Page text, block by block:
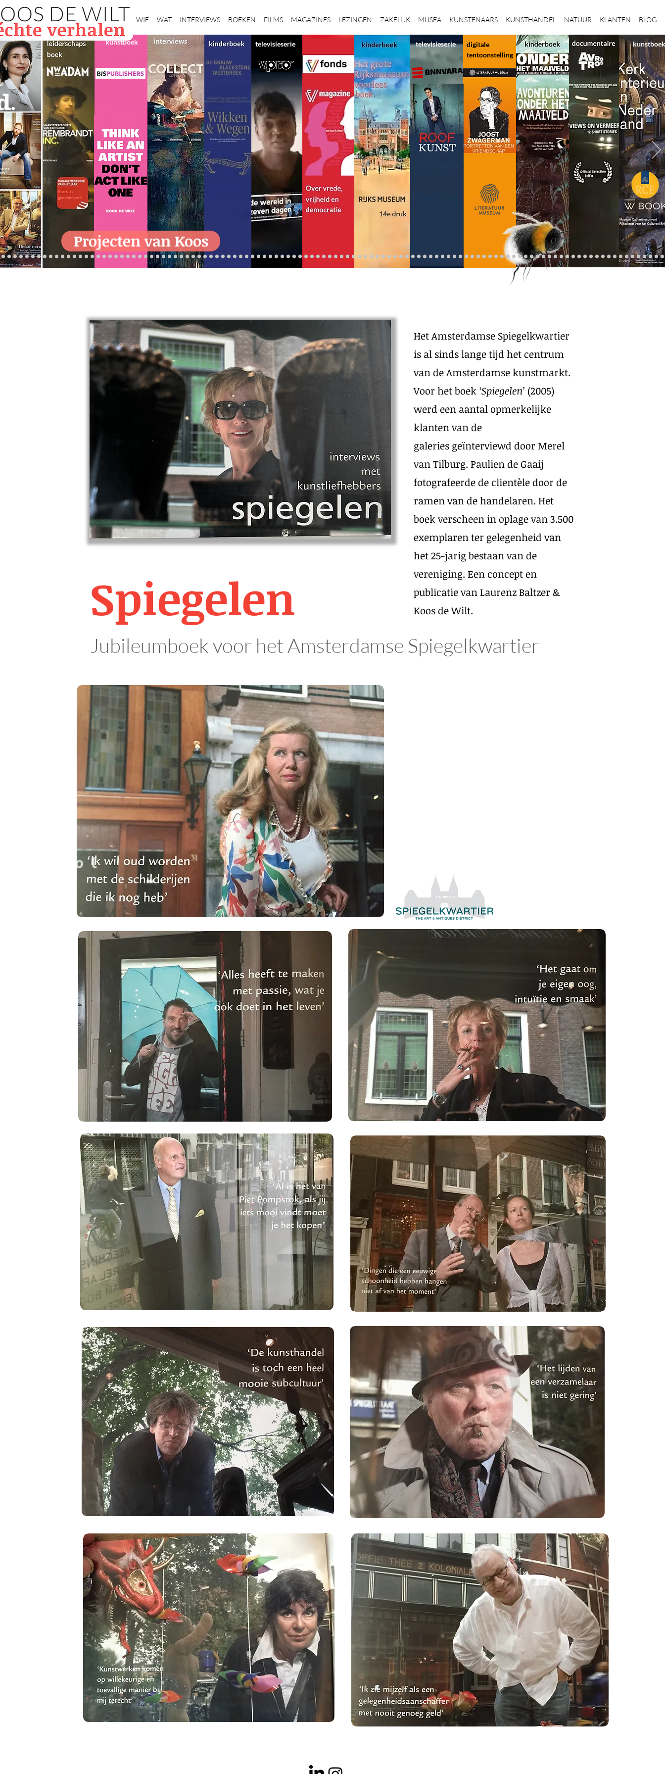
Home WIE WAT INTERVIEWS BOEKEN FILMS MAGAZINES LEZINGEN ZAKELIJK MUSEA KUNSTENAARS KUNSTHANDEL NATUUR KLANTEN BLOG
kunstboek televisieserie
Projecten van Koos
digitale
tentoonstelling
televisieserie kunstboek
Het Amsterdamse Spiegelkwartier
is al sinds lange tijd het centrum
van de Amsterdamse kunstmarkt.
Voor het boek ‘Spiegelen’ (2005)
werd een aantal opmerkelijke
klanten van de
galeries geïnterviewd door Merel
van Tilburg. Paulien de Gaaij
fotografeerde de clientèle door de
ramen van de handelaren. Het
boek verscheen in oplage van 3.500
exemplaren ter gelegenheid van
het 25-jarig bestaan van de
vereniging. Een concept en
publicatie van Laurenz Baltzer &
Koos de Wilt.
Spiegelen
Jubileumboek voor het Amsterdamse Spiegelkwartier